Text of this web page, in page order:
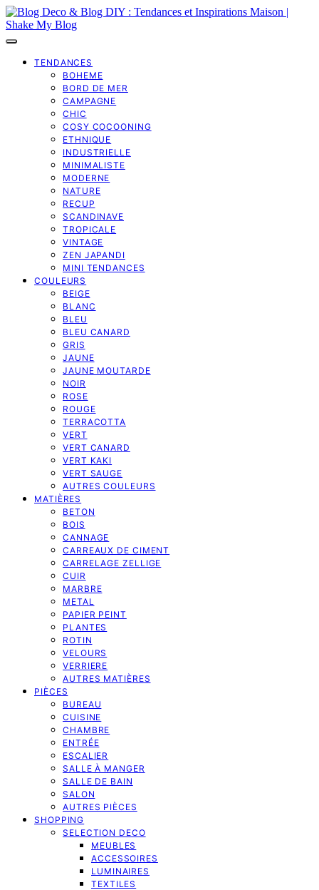
TENDANCES
BOHEME
BORD DE MER
CAMPAGNE
CHIC
COSY COCOONING
ETHNIQUE
INDUSTRIELLE
MINIMALISTE
MODERNE
NATURE
RECUP
SCANDINAVE
TROPICALE
VINTAGE
ZEN JAPANDI
MINI TENDANCES
COULEURS
BEIGE
BLANC
BLEU
BLEU CANARD
GRIS
JAUNE
JAUNE MOUTARDE
NOIR
ROSE
ROUGE
TERRACOTTA
VERT
VERT CANARD
VERT KAKI
VERT SAUGE
AUTRES COULEURS
MATIÈRES
BETON
BOIS
CANNAGE
CARREAUX DE CIMENT
CARRELAGE ZELLIGE
CUIR
MARBRE
METAL
PAPIER PEINT
PLANTES
ROTIN
VELOURS
VERRIERE
AUTRES MATIÈRES
PIÈCES
BUREAU
CUISINE
CHAMBRE
ENTRÉE
ESCALIER
SALLE À MANGER
SALLE DE BAIN
SALON
AUTRES PIÈCES
SHOPPING
SELECTION DECO
MEUBLES
ACCESSOIRES
LUMINAIRES
TEXTILES